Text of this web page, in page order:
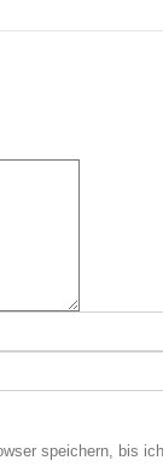
speichern, bis